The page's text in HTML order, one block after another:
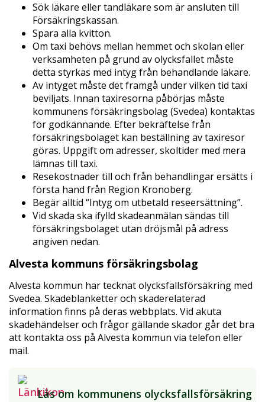
Sök läkare eller tandläkare som är ansluten till
Försäkringskassan.
Spara alla kvitton.
Om taxi behövs mellan hemmet och skolan eller
verksamheten på grund av olycksfallet måste
detta styrkas med intyg från behandlande läkare.
Av intyget måste det framgå under vilken tid taxi
beviljats. Innan taxiresorna påbörjas måste
kommunens försäkringsbolag (Svedea) kontaktas
för godkännande. Efter bekräftelse från
försäkringsbolaget kan beställning av taxiresor
göras. Uppgift om adresser, skoltider med mera
lämnas till taxi.
Resekostnader till och från behandlingar ersätts i
första hand från Region Kronoberg.
Begär alltid “Intyg om utbetald reseersättning”.
Vid skada ska ifylld skadeanmälan sändas till
försäkringsbolaget utan dröjsmål på adress
angiven nedan.
Alvesta kommuns försäkringsbolag
Alvesta kommun har tecknat olycksfallsförsäkring med
Svedea. Skadeblanketter och skaderelaterad
information finns på deras webbplats. Vid akuta
skadehändelser och frågor gällande skador går det bra
att kontakta oss på Alvesta kommun via telefon eller
mail.
Läs om kommunens olycksfallsförsäkring